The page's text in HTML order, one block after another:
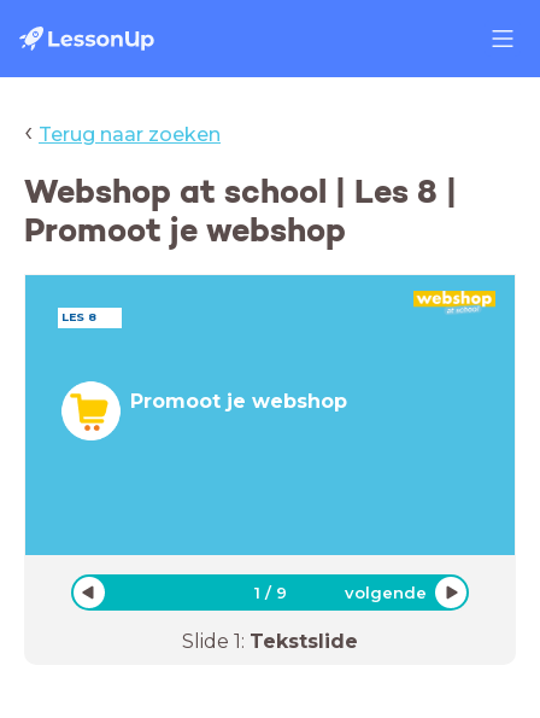
‹ Terug naar zoeken
Webshop at school | Les 8 |
Promoot je webshop
Promoot je webshop
LES 8
1 / 9 volgende
Slide 1: Tekstslide